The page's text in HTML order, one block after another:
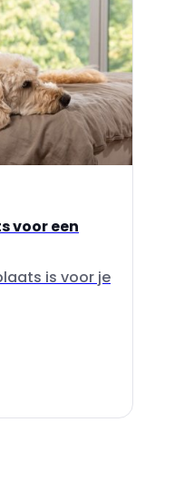
voor een
is voor je